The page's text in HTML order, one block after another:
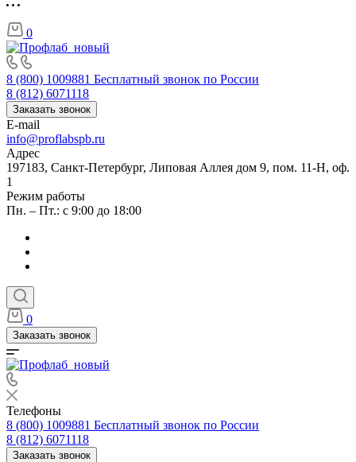
0
8 (800) 1009881 Бесплатный звонок по России
8 (812) 6071118
Заказать звонок
E-mail
info@proflabspb.ru
Адрес
197183, Санкт-Петербург, Липовая Аллея дом 9, пом. 11-Н, оф.
1
Режим работы
Пн. – Пт.: с 9:00 до 18:00
0
Заказать звонок
Телефоны
8 (800) 1009881 Бесплатный звонок по России
8 (812) 6071118
Заказать звонок